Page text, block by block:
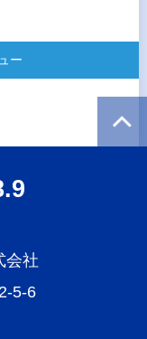
ー
会社
5-6